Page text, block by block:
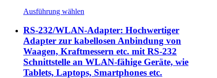
Ausführung wählen
RS-232/WLAN-Adapter: Hochwertiger
Adapter zur kabellosen Anbindung von
Waagen, Kraftmessern etc. mit RS-232
Schnittstelle an WLAN-fähige Geräte, wie
Tablets, Laptops, Smartphones etc.